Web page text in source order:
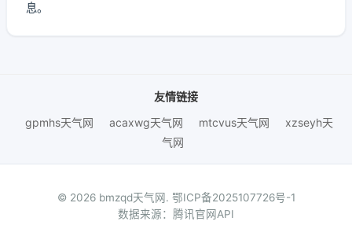
息。
友情链接
gpmhs天气网
acaxwg天气网 mtcvus天气网
xzseyh天
气网
© 2026 bmzqd天气网. 鄂ICP备2025107726号-1
数据来源：腾讯官网API